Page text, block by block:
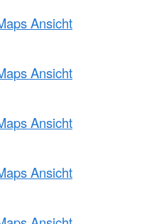
Ansicht
Ansicht
Ansicht
Ansicht